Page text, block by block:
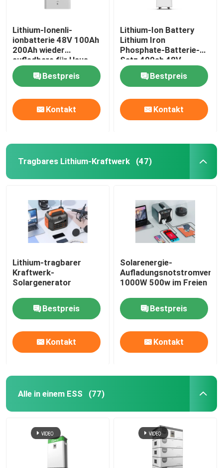
Lithium-Ionenli-
ionbatterie 48V 100Ah
200Ah wieder
aufladbare für Haus
Bestpreis
Kontakt
Lithium-Ion Battery
Lithium Iron
Phosphate-Batterie-
Satz 400ah 48V
Bestpreis
Kontakt
Tragbares Lithium-Kraftwerk (47)
Lithium-tragbarer
Kraftwerk-
Solargenerator
Bestpreis
Kontakt
Solarenergie-
1000W 500w im Freien
Bestpreis
Kontakt
Alle in einem ESS (77)